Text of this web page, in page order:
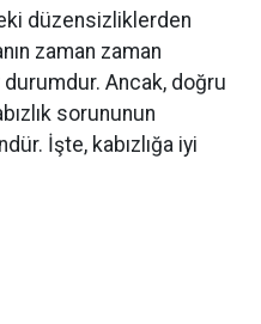
düzensizliklerden
zaman zaman
durumdur. Ancak, doğru
sorununun
İşte, kabızlığa iyi